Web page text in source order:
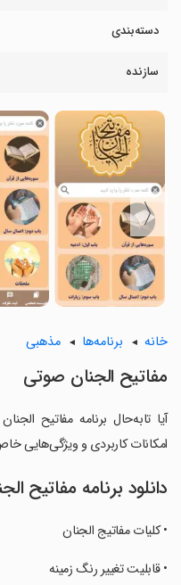
دسته‌بندی
سازنده
〈
خانه برنامه‌ها مذهبی
مفاتیح الجنان صوتی
آیا تابه‌حال برنامه مفاتیح
امکانات کاربردی و ویژگی‌هایی
دانلود برنامه مفاتیح
• کلیات مفاتیج الجنان
‏• قابلیت تغییر رنگ زمینه